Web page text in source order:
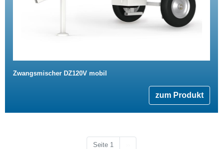
Zwangsmischer DZ120V mobil
zum Produkt
Seite 1